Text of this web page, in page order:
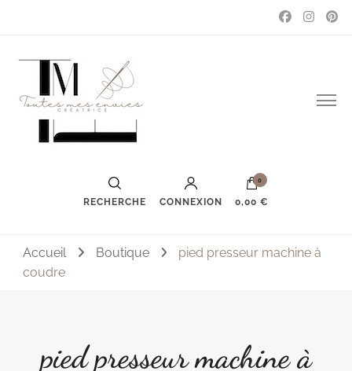
Toutes mes envies
Couture, accessoires, mode, bijoux …
RECHERCHE CONNEXION
0
0,00 €
Accueil Boutique
pied presseur machine à
coudre
pied presseur machine à